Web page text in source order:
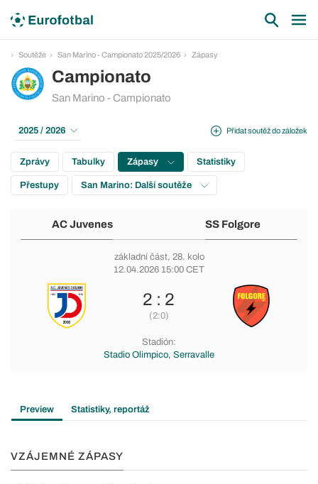
Soutěže San Marino - Campionato 2025/2026 Zápasy
Campionato
San Marino - Campionato
Přidat soutěž do záložek
2025 / 2026
Zprávy Tabulky Zápasy Statistiky
Přestupy San Marino: Další soutěže
AC Juvenes SS Folgore
základní část, 28. kolo
12.04.2026 15:00 CET
2 : 2
(2:0)
Stadión:
Stadio Olimpico, Serravalle
Preview Statistiky, reportáž
VZÁJEMNÉ ZÁPASY